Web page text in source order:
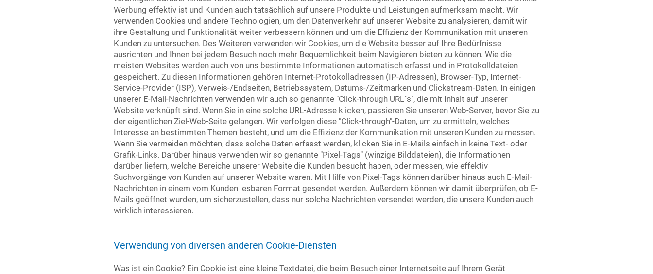
Werbung effektiv ist und Kunden auch tatsächlich auf unsere Produkte und Leistungen aufmerksam macht. Wir
verwenden Cookies und andere Technologien, um den Datenverkehr auf unserer Website zu analysieren, damit wir
ihre Gestaltung und Funktionalität weiter verbessern können und um die Effizienz der Kommunikation mit unseren
Kunden zu untersuchen. Des Weiteren verwenden wir Cookies, um die Website besser auf Ihre Bedürfnisse
ausrichten und Ihnen bei jedem Besuch noch mehr Bequemlichkeit beim Navigieren bieten zu können. Wie die
meisten Websites werden auch von uns bestimmte Informationen automatisch erfasst und in Protokolldateien
gespeichert. Zu diesen Informationen gehören Internet-Protokolladressen (IP-Adressen), Browser-Typ, Internet-
Service-Provider (ISP), Verweis-/Endseiten, Betriebssystem, Datums-/Zeitmarken und Clickstream-Daten. In einigen
unserer E-Mail-Nachrichten verwenden wir auch so genannte "Click-through URL´s", die mit Inhalt auf unserer
Website verknüpft sind. Wenn Sie in eine solche URL-Adresse klicken, passieren Sie unseren Web-Server, bevor Sie zu
der eigentlichen Ziel-Web-Seite gelangen. Wir verfolgen diese "Click-through"-Daten, um zu ermitteln, welches
Interesse an bestimmten Themen besteht, und um die Effizienz der Kommunikation mit unseren Kunden zu messen.
Wenn Sie vermeiden möchten, dass solche Daten erfasst werden, klicken Sie in E-Mails einfach in keine Text- oder
Grafik-Links. Darüber hinaus verwenden wir so genannte "Pixel-Tags" (winzige Bilddateien), die Informationen
darüber liefern, welche Bereiche unserer Website die Kunden besucht haben, oder messen, wie effektiv
Suchvorgänge von Kunden auf unserer Website waren. Mit Hilfe von Pixel-Tags können darüber hinaus auch E-Mail-
Nachrichten in einem vom Kunden lesbaren Format gesendet werden. Außerdem können wir damit überprüfen, ob E-
Mails geöffnet wurden, um sicherzustellen, dass nur solche Nachrichten versendet werden, die unsere Kunden auch
wirklich interessieren.
Verwendung von diversen anderen Cookie-Diensten
Was ist ein Cookie? Ein Cookie ist eine kleine Textdatei, die beim Besuch einer Internetseite auf Ihrem Gerät